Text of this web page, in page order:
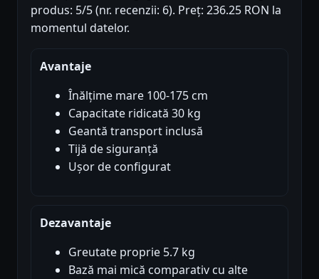
produs: 5/5 (nr. recenzii: 6). Preț: 236.25 RON la
momentul datelor.
Avantaje
Înălțime mare 100-175 cm
Capacitate ridicată 30 kg
Geantă transport inclusă
Tijă de siguranță
Ușor de configurat
Dezavantaje
Greutate proprie 5.7 kg
Bază mai mică comparativ cu alte